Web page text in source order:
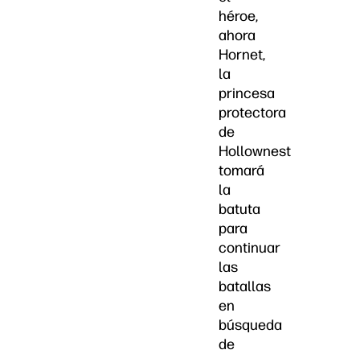
héroe,
ahora
Hornet,
la
princesa
protectora
de
Hollownest
tomará
la
batuta
para
continuar
las
batallas
en
búsqueda
de